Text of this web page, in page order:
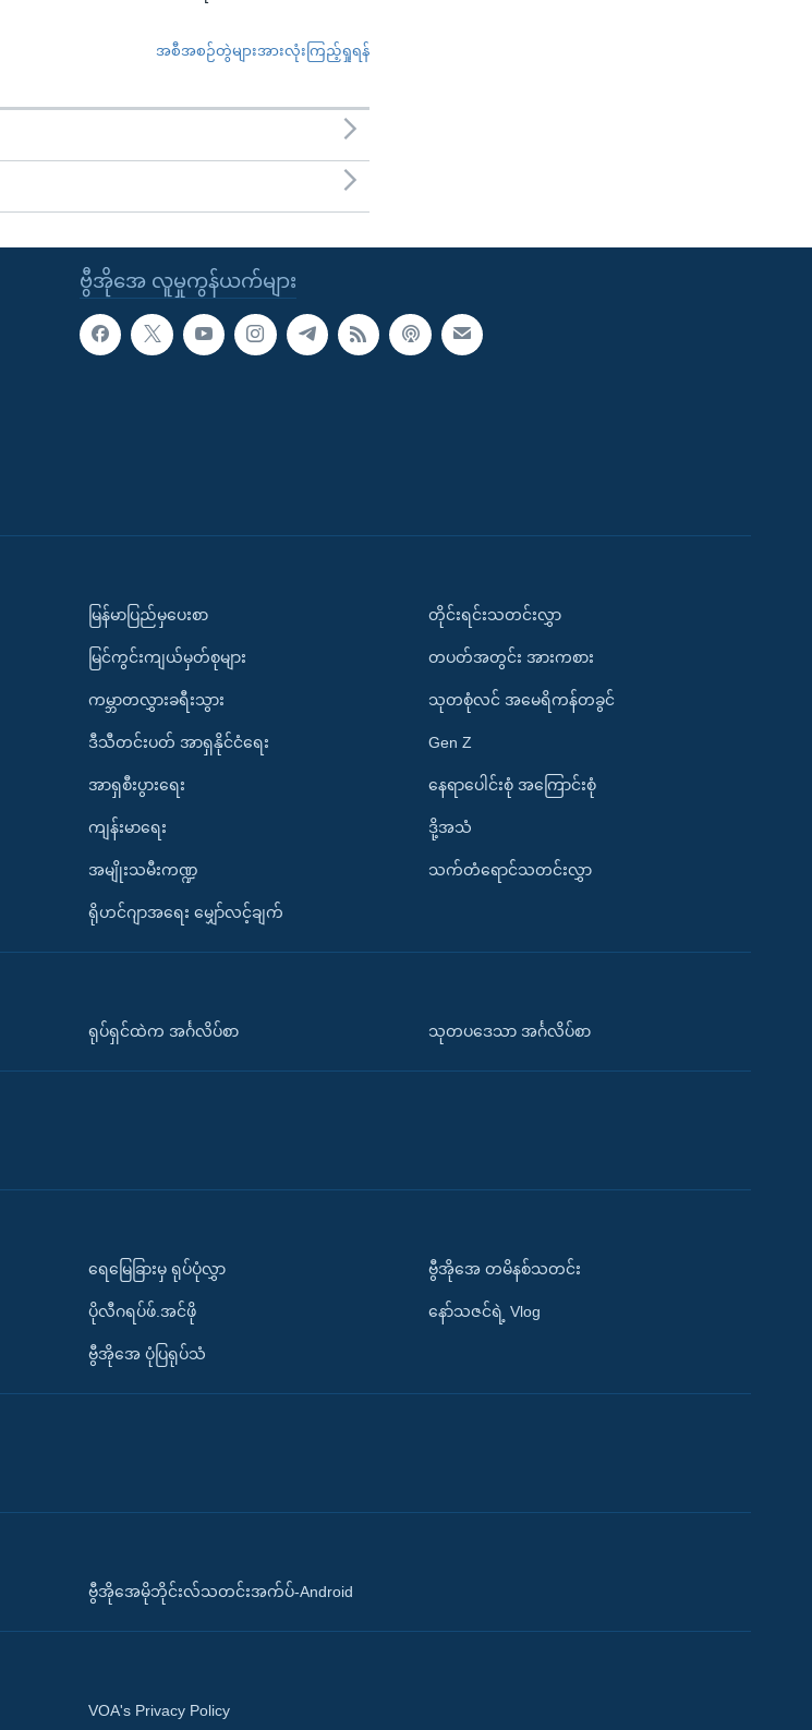
အစီအစဉ်တွဲများအားလုံးကြည့်ရှုရန်
ဗွီအိုအေ လူမှုကွန်ယက်များ
မြန်မာပြည်မှပေးစာ
မြင်ကွင်းကျယ်မှတ်စုများ
ကမ္ဘာတလွှားခရီးသွား
ဒီသီတင်းပတ် အာရှနိုင်ငံရေး
အာရှစီးပွားရေး
ကျန်းမာရေး
အမျိုးသမီးကဏ္ဍ
ရိုဟင်ဂျာအရေး မျှော်လင့်ချက်
တိုင်းရင်းသတင်းလွှာ
တပတ်အတွင်း အားကစား
သုတစုံလင် အမေရိကန်တခွင်
Gen Z
နေရာပေါင်းစုံ အကြောင်းစုံ
ဒို့အသံ
သက်တံရောင်သတင်းလွှာ
ရုပ်ရှင်ထဲက အင်္ဂလိပ်စာ သုတပဒေသာ အင်္ဂလိပ်စာ
ရေမြေခြားမှ ရုပ်ပုံလွှာ
ပိုလီဂရပ်ဖ်.အင်ဖို
ဗွီအိုအေ ပုံပြရုပ်သံ
ဗွီအိုအေ တမိနစ်သတင်း
နော်သဇင်ရဲ့ Vlog
ဗွီအိုအေမိုဘိုင်းလ်သတင်းအက်ပ်-Android
VOA's Privacy Policy